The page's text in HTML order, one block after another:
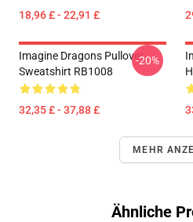
18,96 £ - 22,91 £
Imagine Dragons Pullover
Sweatshirt RB1008
32,35 £ - 37,88 £
-20%
MEHR
Ähnliche